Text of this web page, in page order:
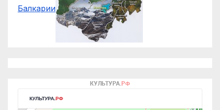
Балкарии